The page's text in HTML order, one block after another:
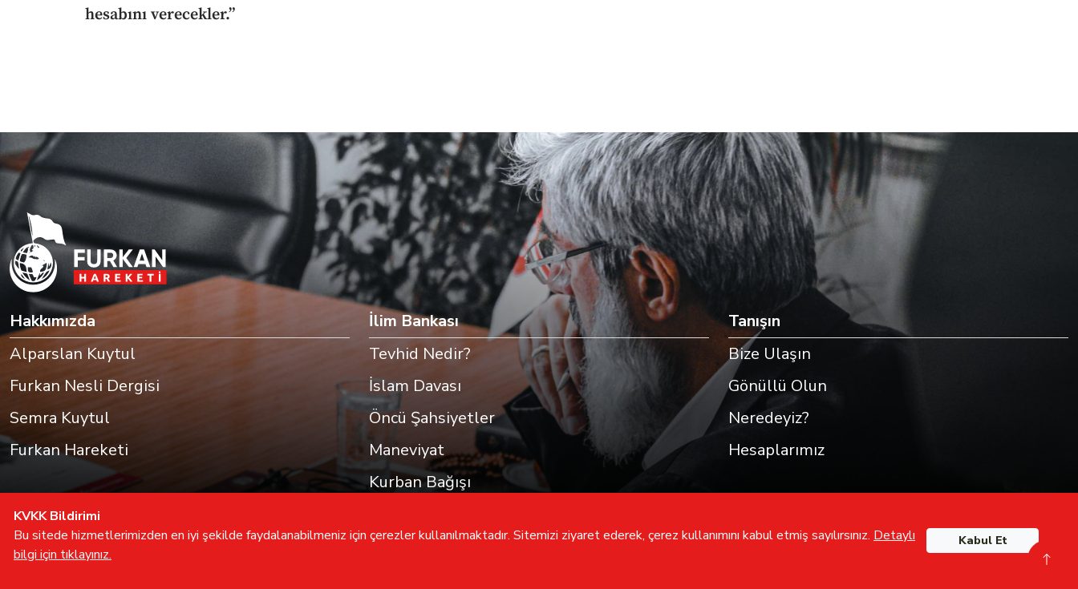
hesabını verecekler.”
Hakkımızda
Alparslan Kuytul
Furkan Nesli Dergisi
Semra Kuytul
Furkan Hareketi
İlim Bankası
Tevhid Nedir?
İslam Davası
Öncü Şahsiyetler
Maneviyat
Kurban Bağışı
Tanışın
Bize Ulaşın
Gönüllü Olun
Neredeyiz?
Hesaplarımız
KVKK Bildirimi
Bu sitede hizmetlerimizden en iyi şekilde faydalanabilmeniz için çerezler kullanılmaktadır. Sitemizi ziyaret ederek, çerez kullanımını kabul etmiş sayılırsınız. Detaylı
bilgi için tıklayınız.
Kabul Et